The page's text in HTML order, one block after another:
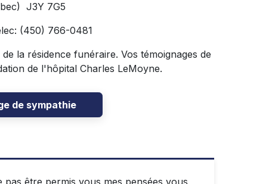
J3Y 7G5
(450) 766-0481
la résidence funéraire. Vos témoignages de
de l'hôpital Charles LeMoyne.
de sympathie
être permis vous,mes pensées vous